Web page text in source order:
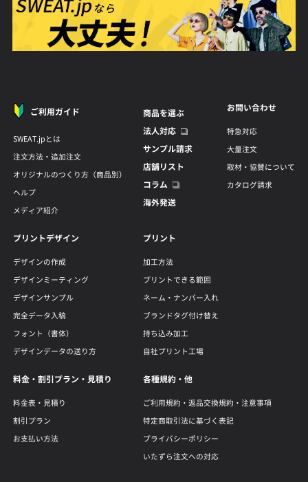
ご利用ガイド
SWEAT.jpとは
注文方法・追加注文
オリジナルのつくり方（商品別）
ヘルプ
メディア紹介
商品を選ぶ
法人対応
サンプル請求
店舗リスト
コラム
海外発送
お問い合わせ
特急対応
大量注文
取材・協賛について
カタログ請求
プリントデザイン
デザインの作成
デザインミーティング
デザインサンプル
完全データ入稿
フォント（書体）
デザインデータの送り方
プリント
加工方法
プリントできる範囲
ネーム・ナンバー入れ
ブランドタグ付け替え
持ち込み加工
自社プリント工場
料金・割引プラン・見積り
料金表・見積り
割引プラン
お支払い方法
各種規約・他
ご利用規約・返品交換規約・注意事項
特定商取引法に基づく表記
プライバシーポリシー
いたずら注文への対応